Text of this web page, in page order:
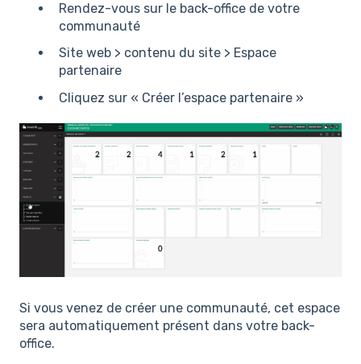
Rendez-vous sur le back-office de votre
communauté
Site web > contenu du site > Espace
partenaire
Cliquez sur « Créer l’espace partenaire »
Si vous venez de créer une communauté, cet espace
sera automatiquement présent dans votre back-
office.